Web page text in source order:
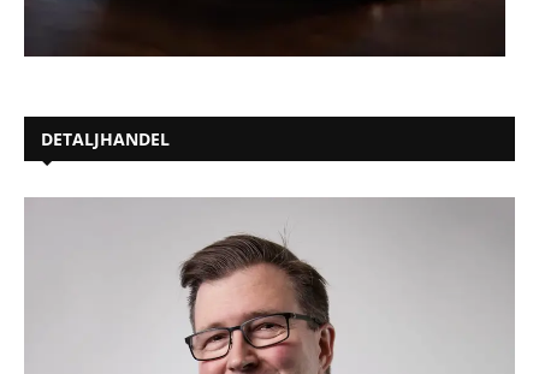
DETALJHANDEL